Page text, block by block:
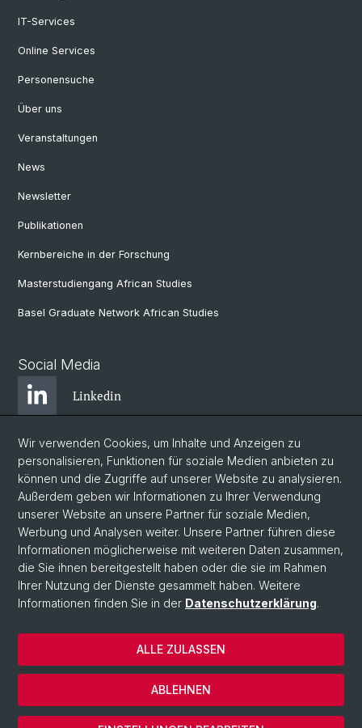
IT-Services
Online Services
Personensuche
Über uns
Veranstaltungen
News
Newsletter
Publikationen
Kernbereiche in der Forschung
Masterstudiengang African Studies
Basel Graduate Network African Studies
Social Media
Linkedin
Bluesky
Instagram
Facebook
© Universität Basel
Zentrum für Afrikastudien Basel
Datenschutzerklärung
Wir verwenden Cookies, um Inhalte und Anzeigen zu
personalisieren, Funktionen für soziale Medien anbieten zu
können und die Zugriffe auf unserer Website zu analysieren.
Außerdem geben wir Informationen zu Ihrer Verwendung
unserer Website an unsere Partner für soziale Medien,
Werbung und Analysen weiter. Unsere Partner führen diese
Informationen möglicherweise mit weiteren Daten zusammen,
die Sie ihnen bereitgestellt haben oder die sie im Rahmen
Ihrer Nutzung der Dienste gesammelt haben. Weitere
Informationen finden Sie in der Datenschutzerklärung.
ABLEHNEN
ALLE ZULASSEN